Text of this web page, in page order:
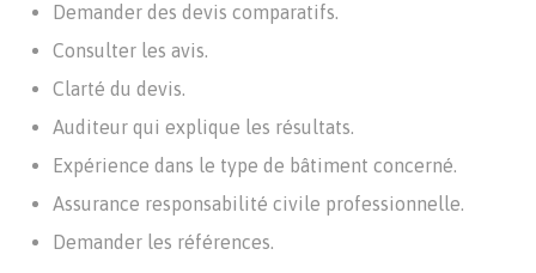
Demander des devis comparatifs.
Consulter les avis.
Clarté du devis.
Auditeur qui explique les résultats.
Expérience dans le type de bâtiment concerné.
Assurance responsabilité civile professionnelle.
Demander les références.